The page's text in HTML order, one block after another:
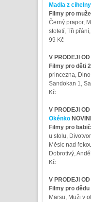
Madla z cihelny
Filmy pro
Černý prapor,
století, Tři
99 Kč
V PRODEJI
Filmy pro děti 2
princezna,
Sandokan 1,
Kč
V PRODEJI
Okénko
Filmy pro
u stolu,
Měsíc nad
Dobrotivý,
Kč
V PRODEJI
Filmy pro dědu
Marsu, Muži v